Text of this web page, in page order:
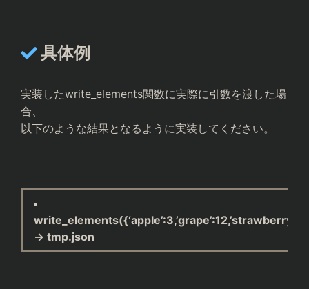
具体例
実装したwrite_elements関数に実際に引数を渡した場
合、
以下のような結果となるように実装してください。
→ tmp.json